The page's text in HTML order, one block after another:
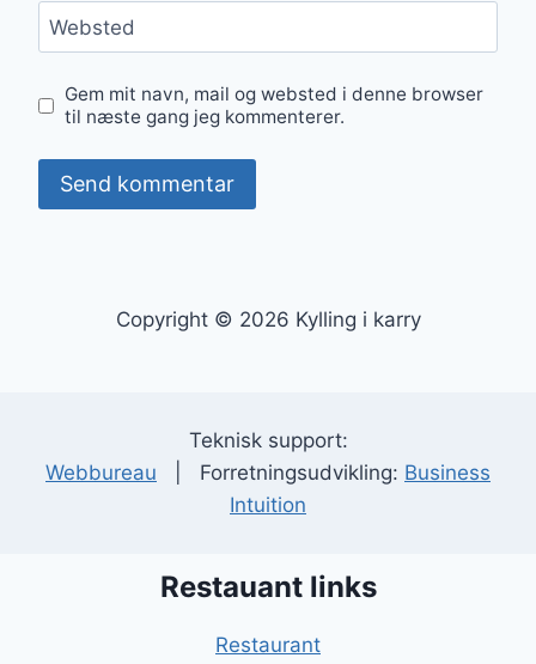
Websted
Gem mit navn, mail og websted i denne browser
til næste gang jeg kommenterer.
Copyright © 2026 Kylling i karry
Teknisk support:
Webbureau | Forretningsudvikling: Business
Intuition
Restauant links
Restaurant